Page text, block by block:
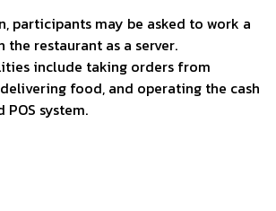
participants may be asked to work a
the restaurant as a server.
include taking orders from
food, and operating the cash
system.